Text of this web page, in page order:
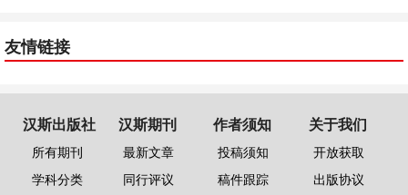
友情链接
汉斯出版社
所有期刊
学科分类
汉斯期刊
最新文章
同行评议
作者须知
投稿须知
稿件跟踪
关于我们
开放获取
出版协议